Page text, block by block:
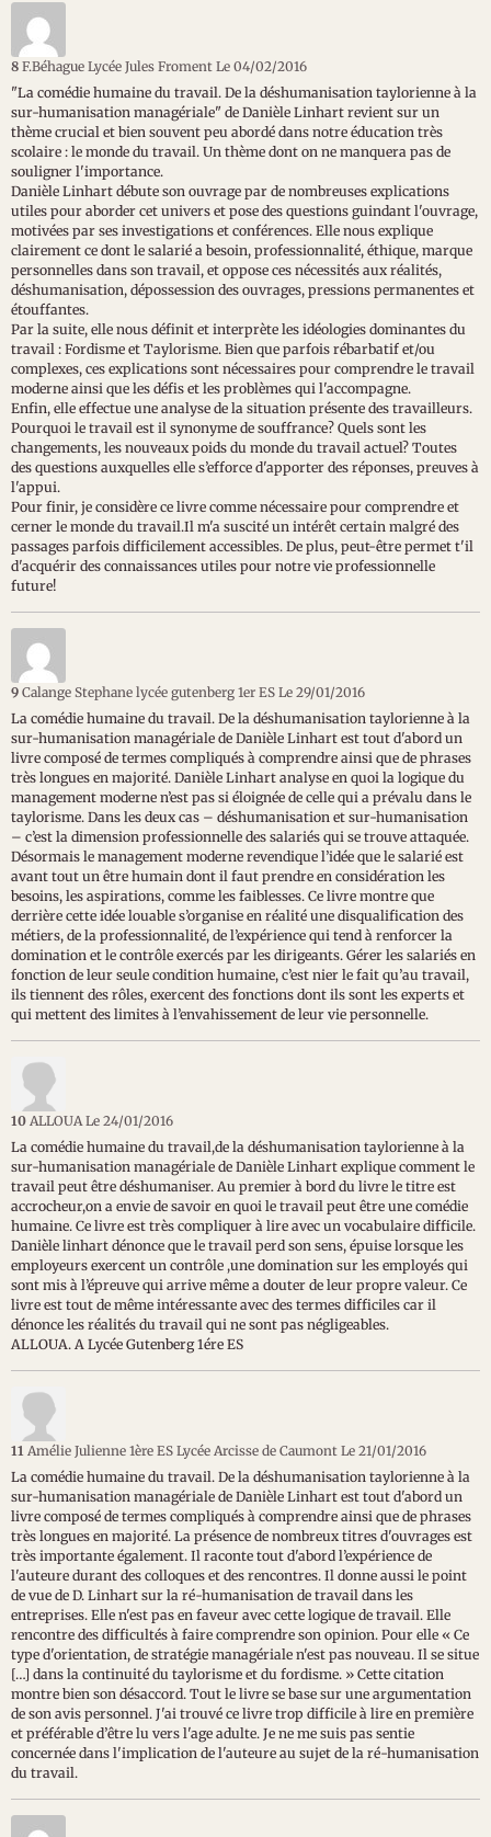
8 F.Béhague Lycée Jules Froment Le 04/02/2016
"La comédie humaine du travail. De la déshumanisation taylorienne à la
sur-humanisation managériale" de Danièle Linhart revient sur un
thème crucial et bien souvent peu abordé dans notre éducation très
scolaire : le monde du travail. Un thème dont on ne manquera pas de
souligner l'importance.
Danièle Linhart débute son ouvrage par de nombreuses explications
utiles pour aborder cet univers et pose des questions guindant l'ouvrage,
motivées par ses investigations et conférences. Elle nous explique
clairement ce dont le salarié a besoin, professionnalité, éthique, marque
personnelles dans son travail, et oppose ces nécessités aux réalités,
déshumanisation, dépossession des ouvrages, pressions permanentes et
étouffantes.
Par la suite, elle nous définit et interprète les idéologies dominantes du
travail : Fordisme et Taylorisme. Bien que parfois rébarbatif et/ou
complexes, ces explications sont nécessaires pour comprendre le travail
moderne ainsi que les défis et les problèmes qui l'accompagne.
Enfin, elle effectue une analyse de la situation présente des travailleurs.
Pourquoi le travail est il synonyme de souffrance? Quels sont les
changements, les nouveaux poids du monde du travail actuel? Toutes
des questions auxquelles elle s’efforce d'apporter des réponses, preuves à
l'appui.
Pour finir, je considère ce livre comme nécessaire pour comprendre et
cerner le monde du travail.Il m'a suscité un intérêt certain malgré des
passages parfois difficilement accessibles. De plus, peut-être permet t'il
d'acquérir des connaissances utiles pour notre vie professionnelle
future!
9 Calange Stephane lycée gutenberg 1er ES Le 29/01/2016
La comédie humaine du travail. De la déshumanisation taylorienne à la
sur-humanisation managériale de Danièle Linhart est tout d'abord un
livre composé de termes compliqués à comprendre ainsi que de phrases
très longues en majorité. Danièle Linhart analyse en quoi la logique du
management moderne n’est pas si éloignée de celle qui a prévalu dans le
taylorisme. Dans les deux cas – déshumanisation et sur-humanisation
– c’est la dimension professionnelle des salariés qui se trouve attaquée.
Désormais le management moderne revendique l’idée que le salarié est
avant tout un être humain dont il faut prendre en considération les
besoins, les aspirations, comme les faiblesses. Ce livre montre que
derrière cette idée louable s’organise en réalité une disqualification des
métiers, de la professionnalité, de l’expérience qui tend à renforcer la
domination et le contrôle exercés par les dirigeants. Gérer les salariés en
fonction de leur seule condition humaine, c’est nier le fait qu’au travail,
ils tiennent des rôles, exercent des fonctions dont ils sont les experts et
qui mettent des limites à l’envahissement de leur vie personnelle.
10 ALLOUALe 24/01/2016
La comédie humaine du travail,de la déshumanisation taylorienne à la
sur-humanisation managériale de Danièle Linhart explique comment le
travail peut être déshumaniser. Au premier à bord du livre le titre est
accrocheur,on a envie de savoir en quoi le travail peut être une comédie
humaine. Ce livre est très compliquer à lire avec un vocabulaire difficile.
Danièle linhart dénonce que le travail perd son sens, épuise lorsque les
employeurs exercent un contrôle ,une domination sur les employés qui
sont mis à l’épreuve qui arrive même a douter de leur propre valeur. Ce
livre est tout de même intéressante avec des termes difficiles car il
dénonce les réalités du travail qui ne sont pas négligeables.
ALLOUA. A Lycée Gutenberg 1ére ES
11 Amélie Julienne 1ère ES Lycée Arcisse de Caumont Le 21/01/2016
La comédie humaine du travail. De la déshumanisation taylorienne à la
sur-humanisation managériale de Danièle Linhart est tout d'abord un
livre composé de termes compliqués à comprendre ainsi que de phrases
très longues en majorité. La présence de nombreux titres d'ouvrages est
très importante également. Il raconte tout d'abord l’expérience de
l'auteure durant des colloques et des rencontres. Il donne aussi le point
de vue de D. Linhart sur la ré-humanisation de travail dans les
entreprises. Elle n'est pas en faveur avec cette logique de travail. Elle
rencontre des difficultés à faire comprendre son opinion. Pour elle « Ce
type d'orientation, de stratégie managériale n'est pas nouveau. Il se situe
[…] dans la continuité du taylorisme et du fordisme. » Cette citation
montre bien son désaccord. Tout le livre se base sur une argumentation
de son avis personnel. J'ai trouvé ce livre trop difficile à lire en première
et préférable d’être lu vers l'age adulte. Je ne me suis pas sentie
concernée dans l'implication de l'auteure au sujet de la ré-humanisation
du travail.